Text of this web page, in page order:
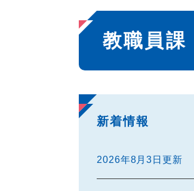
本
文
教職員課
新着情報
2026年8月3日更新